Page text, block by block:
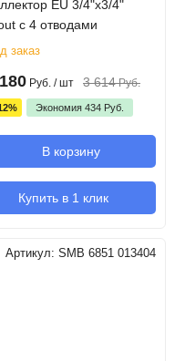
EU 3/4"х3/4"
с 4 отводами
заказ
Руб. / шт 3 614 Руб.
Экономия 434 Руб.
В корзину
Купить в 1 клик
Артикул: SMB 6851 013404